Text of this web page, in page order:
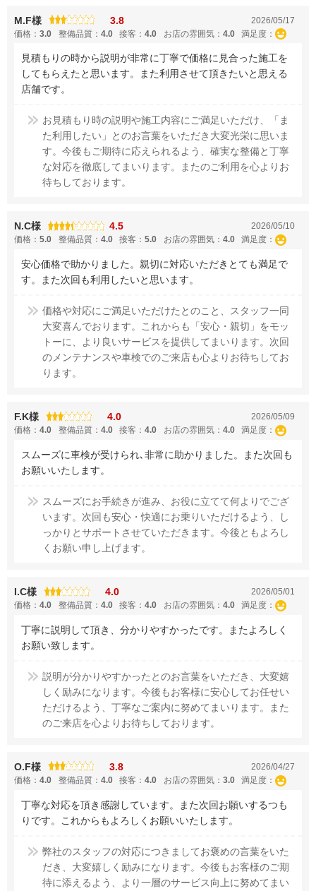
M.F様 3.8
2026/05/17
価格： 3.0 整備品質： 4.0 接客：4.0 お店の雰囲気： 4.0 満足度：
見積もりの時から説明が非常に丁寧で価格に見合った施工を
してもらえたと思います。また利用させて頂きたいと思える
店舗です。
お見積もり時の説明や施工内容にご満足いただけ、「ま
た利用したい」とのお言葉をいただき大変光栄に思いま
す。今後もご期待に応えられるよう、確実な整備と丁寧
な対応を徹底してまいります。またのご利用を心よりお
待ちしております。
N.C様 4.5
2026/05/10
価格： 5.0 整備品質： 4.0 接客：5.0 お店の雰囲気： 4.0 満足度：
安心価格で助かりました。親切に対応いただきとても満足で
す。また次回も利用したいと思います。
価格や対応にご満足いただけたとのこと、スタッフ一同
大変喜んでおります。これからも「安心・親切」をモッ
トーに、より良いサービスを提供してまいります。次回
のメンテナンスや車検でのご来店も心よりお待ちしてお
ります。
F.K様 4.0
2026/05/09
価格： 4.0 整備品質： 4.0 接客：4.0 お店の雰囲気： 4.0 満足度：
スムーズに車検が受けられ､非常に助かりました。また次回も
お願いいたします。
スムーズにお手続きが進み、お役に立てて何よりでござ
います。次回も安心・快適にお乗りいただけるよう、し
っかりとサポートさせていただきます。今後ともよろし
くお願い申し上げます。
I.C様 4.0
2026/05/01
価格： 4.0 整備品質： 4.0 接客：4.0 お店の雰囲気： 4.0 満足度：
丁寧に説明して頂き、分かりやすかったです。またよろしく
お願い致します。
説明が分かりやすかったとのお言葉をいただき、大変嬉
しく励みになります。今後もお客様に安心してお任せい
ただけるよう、丁寧なご案内に努めてまいります。また
のご来店を心よりお待ちしております。
O.F様 3.8
2026/04/27
価格： 4.0 整備品質： 4.0 接客：4.0 お店の雰囲気： 3.0 満足度：
丁寧な対応を頂き感謝しています。また次回お願いするつも
りです。これからもよろしくお願いいたします。
弊社のスタッフの対応につきましてお褒めの言葉をいた
だき、大変嬉しく励みになります。今後もお客様のご期
待に添えるよう、より一層のサービス向上に努めてまい